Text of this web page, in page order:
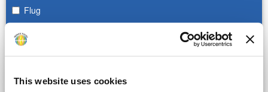
This website uses cookies
Flug
von